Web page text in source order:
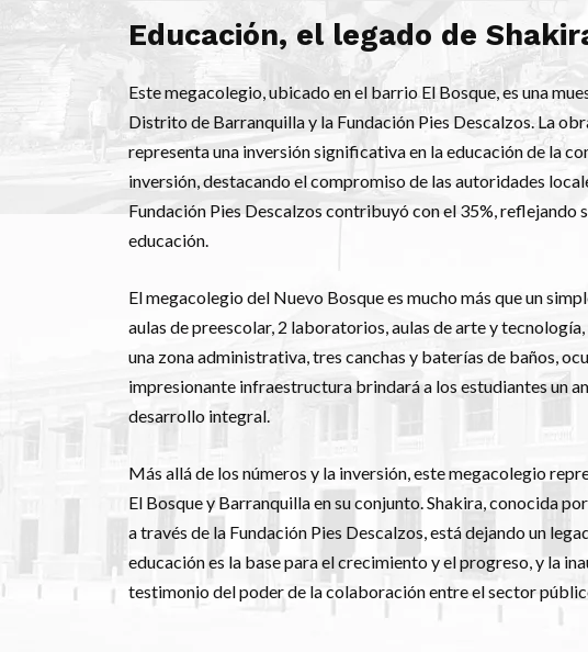
Educación, el legado de
Este megacolegio, ubicado en el barrio El Bosque, es una
Distrito de Barranquilla y la Fundación Pies Descalzos. La
representa una inversión significativa en la educación de la
inversión, destacando el compromiso de las autoridades
Fundación Pies Descalzos contribuyó con el 35%, reflejando
educación.
El megacolegio del Nuevo Bosque es mucho más que un
aulas de preescolar, 2 laboratorios, aulas de arte y
una zona administrativa, tres canchas y baterías de baños,
impresionante infraestructura brindará a los estudiantes un
desarrollo integral.
Más allá de los números y la inversión, este megacolegio
El Bosque y Barranquilla en su conjunto. Shakira, conocida
a través de la Fundación Pies Descalzos, está dejando un
educación es la base para el crecimiento y el progreso, y la
testimonio del poder de la colaboración entre el sector